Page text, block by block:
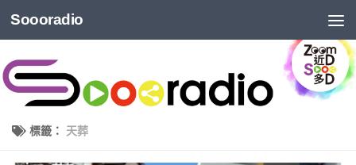
Soooradio
標籤： 天葬